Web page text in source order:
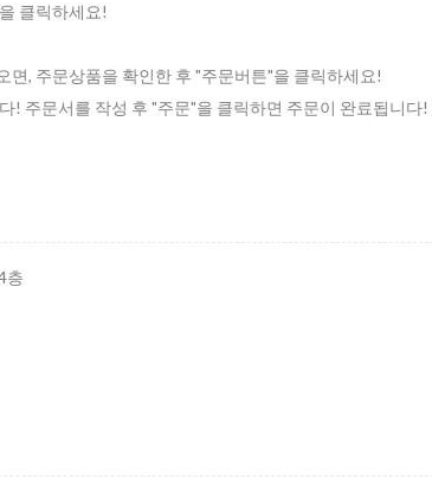
클릭하세요!
면, 주문상품을 확인한 후 "주문버튼"을 클릭하세요!
! 주문서를 작성 후 "주문"을 클릭하면 주문이 완료됩니다!
층